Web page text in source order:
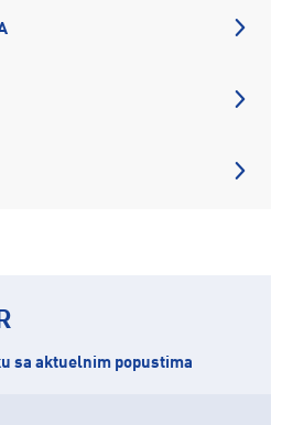
sa aktuelnim popustima